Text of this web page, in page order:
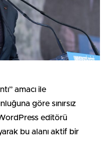
amacı ile
göre sınırsız
editörü
bu alanı aktif bir